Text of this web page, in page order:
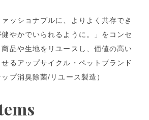
ァッショナブルに、よりよく共存でき
やかでいられるように。」をコンセ
品や生地をリユースし、価値の⾼い
るアップサイクル・ペットブランド
プ消臭除菌/リユース製造）